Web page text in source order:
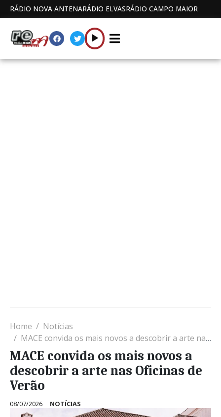
RÁDIO NOVA ANTENARÁDIO ELVASRÁDIO CAMPO MAIOR
Home
Notícias
MACE convida os mais novos a descobrir a arte nas Oficinas de Verão
MACE convida os mais novos a
descobrir a arte nas Oficinas de
Verão
08/07/2026 NOTÍCIAS